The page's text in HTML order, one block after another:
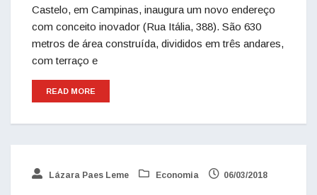
Castelo, em Campinas, inaugura um novo endereço
com conceito inovador (Rua Itália, 388). São 630
metros de área construída, divididos em três andares,
com terraço e
READ MORE
Lázara Paes Leme Economia 06/03/2018